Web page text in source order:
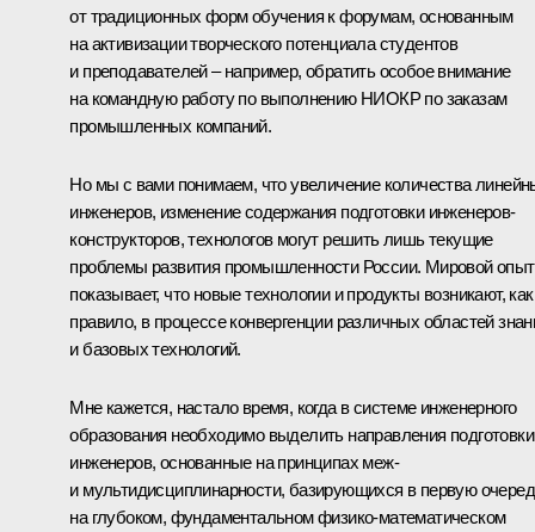
от традиционных форм обучения к форумам, основанным
на активизации творческого потенциала студентов
и преподавателей – например, обратить особое внимание
на командную работу по выполнению НИОКР по заказам
промышленных компаний.
Но мы с вами понимаем, что увеличение количества
инженеров, изменение содержания подготовки инженеров-
конструкторов, технологов могут решить лишь текущие
проблемы развития промышленности России. Мировой опыт
показывает, что новые технологии и продукты возникают, как
правило, в процессе конвергенции различных областей
и базовых технологий.
Мне кажется, настало время, когда в системе инженерного
образования необходимо выделить направления подготовки
инженеров, основанные на принципах меж-
и мультидисциплинарности, базирующихся в первую
на глубоком, фундаментальном физико-математическом